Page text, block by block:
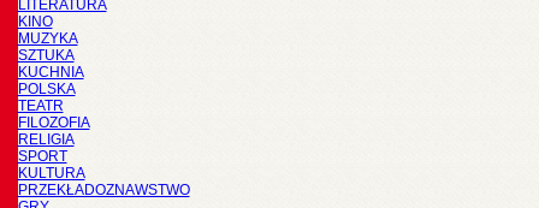
LITERATURA
KINO
MUZYKA
SZTUKA
KUCHNIA
POLSKA
TEATR
FILOZOFIA
RELIGIA
SPORT
KULTURA
PRZEKŁADOZNAWSTWO